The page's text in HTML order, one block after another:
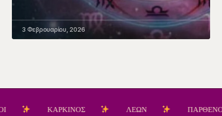
3 Φεβρουαρίου, 2026
ΚΑΡΚΙΝΟΣ ΛΕΩΝ ΠΑΡΘΕΝΟΣ